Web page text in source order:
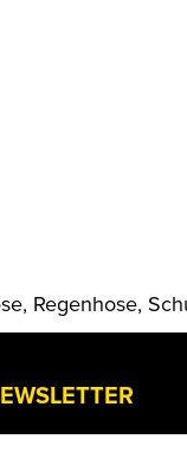
Regenhose,